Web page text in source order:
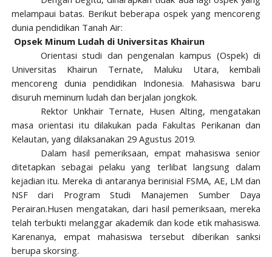
melampaui batas. Berikut beberapa ospek yang mencoreng
dunia pendidikan Tanah Air:
Opsek Minum Ludah di Universitas Khairun
Orientasi studi dan pengenalan kampus (Ospek) di
Universitas Khairun Ternate, Maluku Utara, kembali
mencoreng dunia pendidikan Indonesia. Mahasiswa baru
disuruh meminum ludah dan berjalan jongkok.
Rektor Unkhair Ternate, Husen Alting, mengatakan
masa orientasi itu dilakukan pada Fakultas Perikanan dan
Kelautan, yang dilaksanakan 29 Agustus 2019.
Dalam hasil pemeriksaan, empat mahasiswa senior
ditetapkan sebagai pelaku yang terlibat langsung dalam
kejadian itu. Mereka di antaranya berinisial FSMA, AE, LM dan
NSF dari Program Studi Manajemen Sumber Daya
Perairan.Husen mengatakan, dari hasil pemeriksaan, mereka
telah terbukti melanggar akademik dan kode etik mahasiswa.
Karenanya, empat mahasiswa tersebut diberikan sanksi
berupa skorsing.